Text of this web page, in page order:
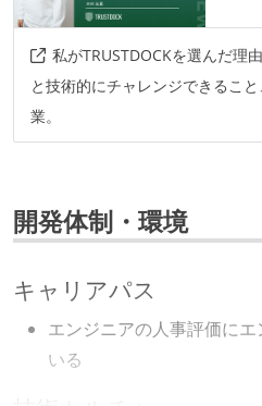
私がTRUSTDOCKを選んだ理
と技術的にチャレンジできるこ
業。
開発体制・環境
キャリアパス
エンジニアの人事評価に
いる